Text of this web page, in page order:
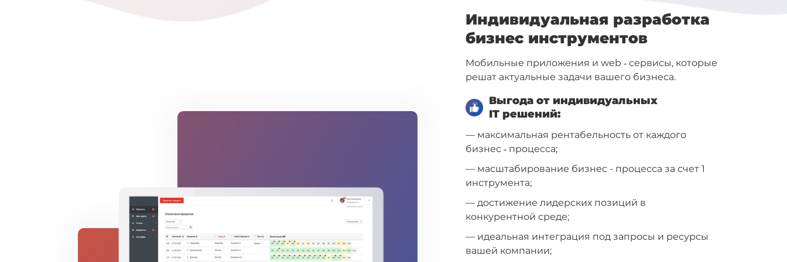
Индивидуальная разработка
бизнес инструментов
Мобильные приложения и web ‐ сервисы, которые
решат актуальные задачи вашего бизнеса.
Выгода от индивидуальных
IT решений:
— максимальная рентабельность от каждого
бизнес ‐ процесса;
— масштабирование бизнес - процесса за счет 1
инструмента;
— достижение лидерских позиций в
конкурентной среде;
— идеальная интеграция под запросы и ресурсы
вашей компании;